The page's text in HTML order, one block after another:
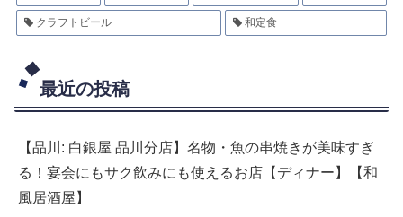
クラフトビール 和定食
最近の投稿
【品川: 白銀屋 品川分店】名物・魚の串焼きが美味すぎ
る！宴会にもサク飲みにも使えるお店【ディナー】【和
風居酒屋】